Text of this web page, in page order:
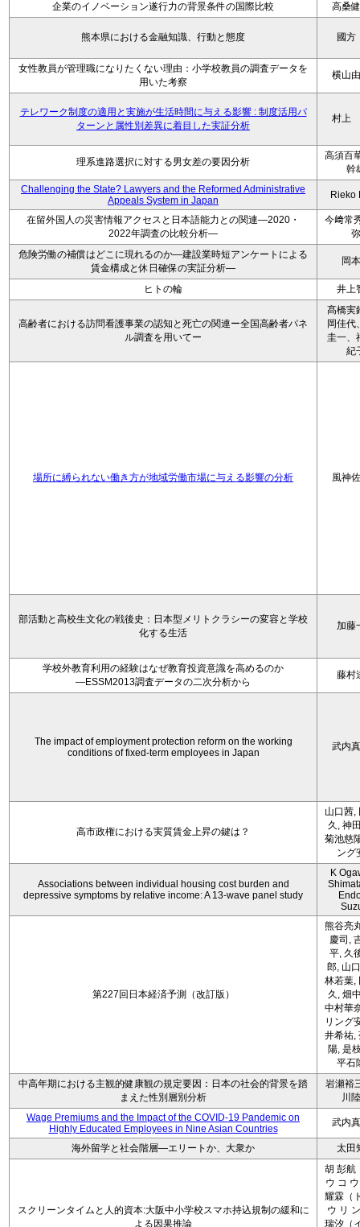
企業のイノベーション遂行力の背景条件の国際比較 高桑
熊本県における金融知識、行動と態度 國
女性教員が管理職になりたくない理由：小学校教員の調査データを
用いた考察
横山
テレワーク制度の適用と実施が生活時間に与える影響 : 制度活用パ
ターンと属性別差異に着目した実証分析
村上
理系進路選択に対する男女差の要因分析
高須百
幹
Challenging the State? Lawyers and the Reformed Administrative
Appeals System in Japan
Rieko
在留外国人の災害情報アクセスと日本語能力との関連―2020・
2022年調査の比較分析―
今﨑常
弥
危険労働の補償はどこに現れるのか―建設業時短アンケートによる
賃金構成と休日確保の実証分析―
岡
ヒトの輪 井上
高齢者における訪問看護事業の認知と死亡の関連ー全国高齢者パネ
ル調査を用いてー
髙橋実
岡佳代
圭一、
紀
場所に縛られない働き方が地域労働市場に与える影響の分析 風神
部活動と高校生文化の戦後史：日本型メリトクラシーの変容と学校
化する生活
加藤
学校外教育利用の経験はなぜ教育投資意識を高めるのか
―ESSM2013調査データの二次分析から
藤村
The impact of employment protection reform on the working
conditions of fixed-term employees in Japan
武内
高市政権における実質賃金上昇の鍵は？
山口茜,
久, 神
菊池慈
ング
Associations between individual housing cost burden and
depressive symptoms by relative income: A 13-wave panel study
K
第227回日本経済予測（改訂版）
熊谷亮
慶司,
平, 久
郎, 山
林若葉,
久, 畑
中村華
リング
井希祐,
陽, 是
平石
中高年期における主観的健康観の規定要因：日本の社会的背景を踏
まえた性別層別分析
岩瀬裕
川
Wage Premiums and the Impact of the COVID‑19 Pandemic on
Highly Educated Employees in Nine Asian Countries
武内
海外留学と社会階層―エリートか、大衆か 太田
スクリーンタイムと人的資本:大阪中小学校スマホ持込規制の緩和に
よる因果推論
胡 彭航
ウ コ
耀霖（
ウ リ
瑞汐（